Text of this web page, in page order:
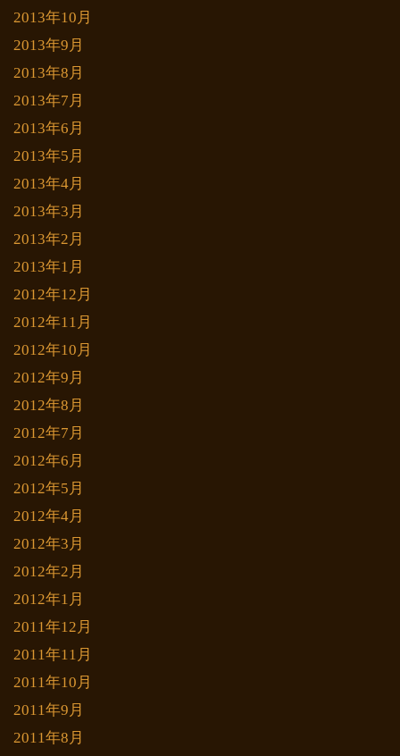
2013年10月
2013年9月
2013年8月
2013年7月
2013年6月
2013年5月
2013年4月
2013年3月
2013年2月
2013年1月
2012年12月
2012年11月
2012年10月
2012年9月
2012年8月
2012年7月
2012年6月
2012年5月
2012年4月
2012年3月
2012年2月
2012年1月
2011年12月
2011年11月
2011年10月
2011年9月
2011年8月